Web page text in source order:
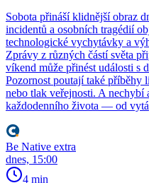
Sobota přináší klidnější obraz
incidentů a osobních tragédií
technologické vychytávky a
Zprávy z různých částí světa
víkend může přinést události s
Pozornost poutají také příběhy
nebo tlak veřejnosti. A nechybí
každodenního života — od
Be Native extra
dnes, 15:00
4 min